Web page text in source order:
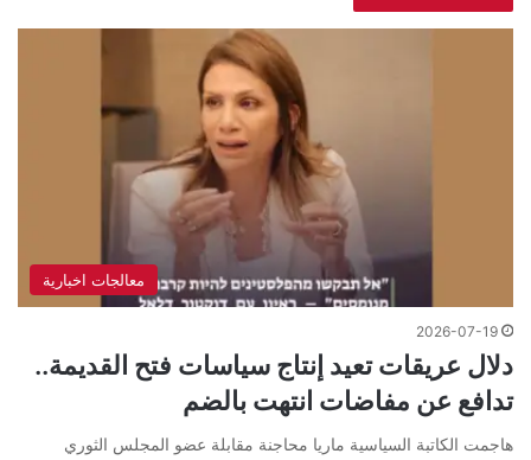
معالجات اخبارية
2026-07-19
دلال عريقات تعيد إنتاج سياسات فتح القديمة..
تدافع عن مفاضات انتهت بالضم
هاجمت الكاتبة السياسية ماريا محاجنة مقابلة عضو المجلس الثوري